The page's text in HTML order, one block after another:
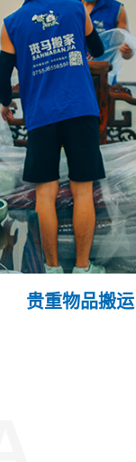
贵重物品搬运